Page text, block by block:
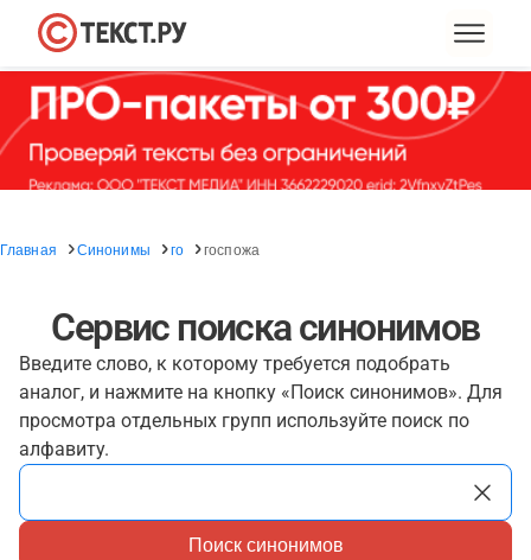
Главная Синонимы го госпожа
Сервис поиска синонимов
Введите слово, к которому требуется подобрать
аналог, и нажмите на кнопку «Поиск синонимов». Для
просмотра отдельных групп используйте поиск по
алфавиту.
Поиск синонимов